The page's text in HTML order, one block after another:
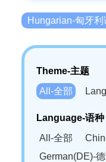
Hungarian-匈牙利
Theme-主题
All-全部
Language-语种
All-全部
German(DE)-